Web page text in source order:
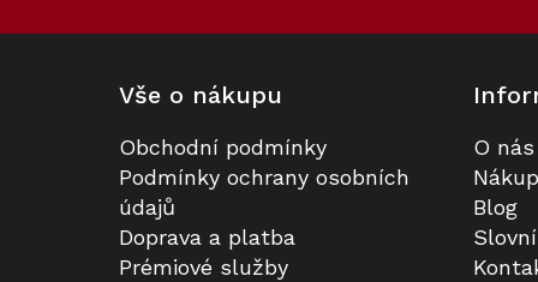
Vše o nákupu
Obchodní podmínky
Podmínky ochrany osobních
údajů
Doprava a platba
Prémiové služby
O nás
Blog